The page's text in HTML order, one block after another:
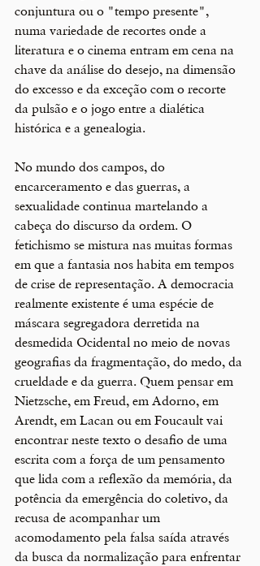
conjuntura ou o "tempo presente",
numa variedade de recortes onde a
literatura e o cinema entram em cena na
chave da análise do desejo, na dimensão
do excesso e da exceção com o recorte
da pulsão e o jogo entre a dialética
histórica e a genealogia.
No mundo dos campos, do
encarceramento e das guerras, a
sexualidade continua martelando a
cabeça do discurso da ordem. O
fetichismo se mistura nas muitas formas
em que a fantasia nos habita em tempos
de crise de representação. A democracia
realmente existente é uma espécie de
máscara segregadora derretida na
desmedida Ocidental no meio de novas
geografias da fragmentação, do medo, da
crueldade e da guerra. Quem pensar em
Nietzsche, em Freud, em Adorno, em
Arendt, em Lacan ou em Foucault vai
encontrar neste texto o desafio de uma
escrita com a força de um pensamento
que lida com a reflexão da memória, da
potência da emergência do coletivo, da
recusa de acompanhar um
acomodamento pela falsa saída através
da busca da normalização para enfrentar